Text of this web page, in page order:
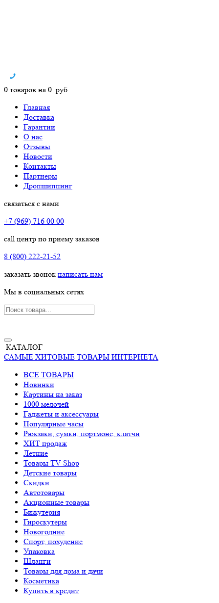
0 товаров на 0. руб.
Главная
Доставка
Гарантии
О нас
Отзывы
Новости
Контакты
Партнеры
Дропшиппинг
связаться с нами
+7 (969) 716 00 00
call центр по приему заказов
8 (800) 222-21-52
заказать звонок написать нам
Мы в социальных сетях
КАТАЛОГ
САМЫЕ ХИТОВЫЕ ТОВАРЫ ИНТЕРНЕТА
ВСЕ ТОВАРЫ
Новинки
Картины на заказ
1000 мелочей
Гаджеты и аксессуары
Популярные часы
Рюкзаки, сумки, портмоне, клатчи
ХИТ продаж
Летние
Товары TV Shop
Детские товары
Cкидки
Автотовары
Акционные товары
Бижутерия
Гироскутеры
Новогодние
Спорт, похудение
Упаковка
Шланги
Товары для дома и дачи
Косметика
Купить в кредит